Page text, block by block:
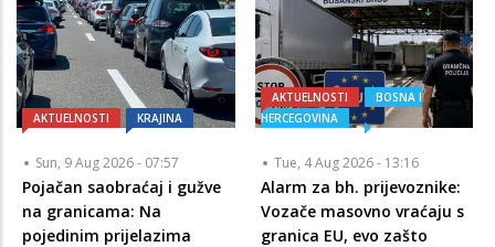
AKTUELNOSTI KRAJINA
Sun, 9 Aug 2026 - 07:57
Pojačan saobraćaj i gužve
na granicama: Na
pojedinim prijelazima
AKTUELNOSTI
BOSNA I
HERCEGOVINA
Tue, 4 Aug 2026 - 13:16
Alarm za bh. prijevoznike:
Vozače masovno vraćaju s
granica EU, evo zašto